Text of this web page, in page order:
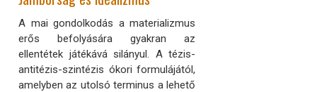
A mai gondolkodás a materializmus
erős befolyására gyakran az
ellentétek játékává silányul. A tézis-
antitézis-szintézis ókori formulájától,
amelyben az utolsó terminus a lehető